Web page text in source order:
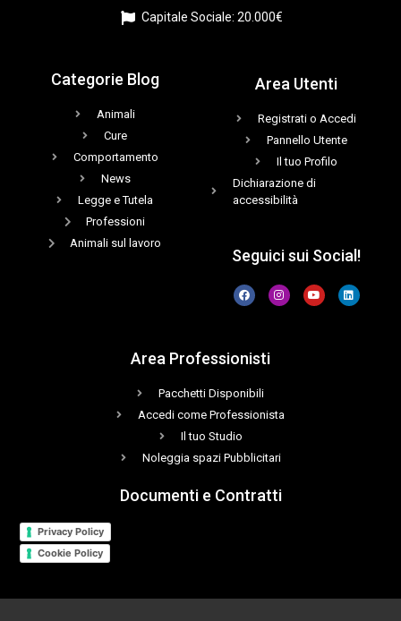
Capitale Sociale: 20.000€
Categorie Blog
Animali
Cure
Comportamento
News
Legge e Tutela
Professioni
Animali sul lavoro
Area Utenti
Registrati o Accedi
Pannello Utente
Il tuo Profilo
Dichiarazione di
accessibilità
Seguici sui Social!
Area Professionisti
Pacchetti Disponibili
Accedi come Professionista
Il tuo Studio
Noleggia spazi Pubblicitari
Documenti e Contratti
Privacy Policy
Cookie Policy